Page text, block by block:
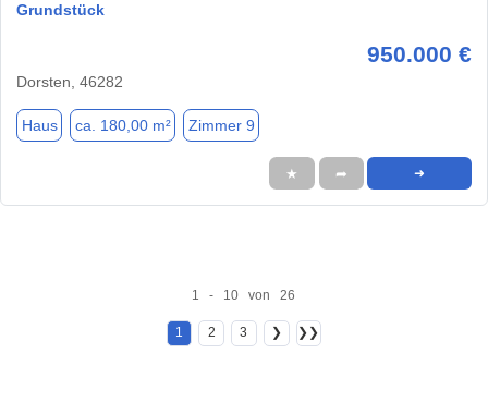
Grundstück
950.000 €
Dorsten, 46282
Haus ca. 180,00 m² Zimmer 9
★ ➦ ➜
1 - 10 von 26
1 2 3 ❯ ❯❯